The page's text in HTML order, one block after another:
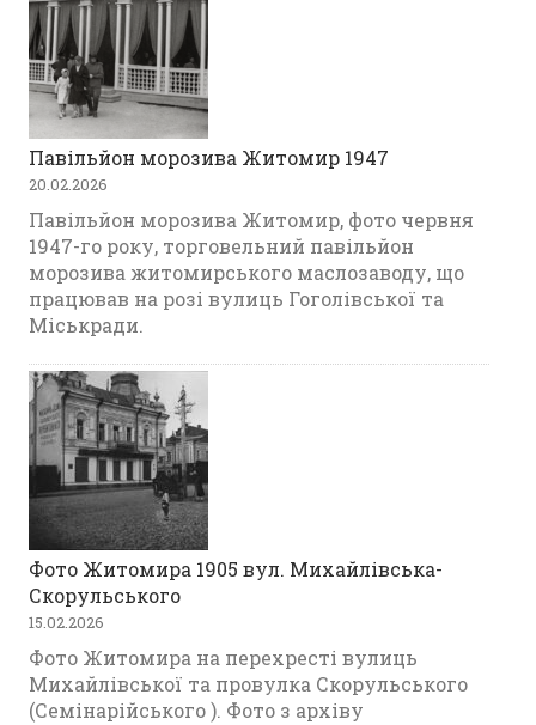
Павільйон морозива Житомир 1947
20.02.2026
Павільйон морозива Житомир, фото червня
1947-го року, торговельний павільйон
морозива житомирського маслозаводу, що
працював на розі вулиць Гоголівської та
Міськради.
Фото Житомира 1905 вул. Михайлівська-
Скорульського
15.02.2026
Фото Житомира на перехресті вулиць
Михайлівської та провулка Скорульського
(Семінарійського ). Фото з архіву